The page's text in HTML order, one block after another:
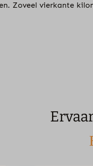
Zoveel vierkante